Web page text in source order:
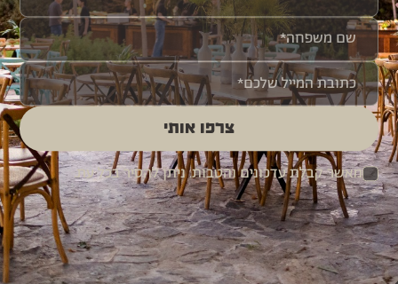
צרפו אותי
מאשר קבלת עדכונים והטבות. ניתן להסיר בכל עת.